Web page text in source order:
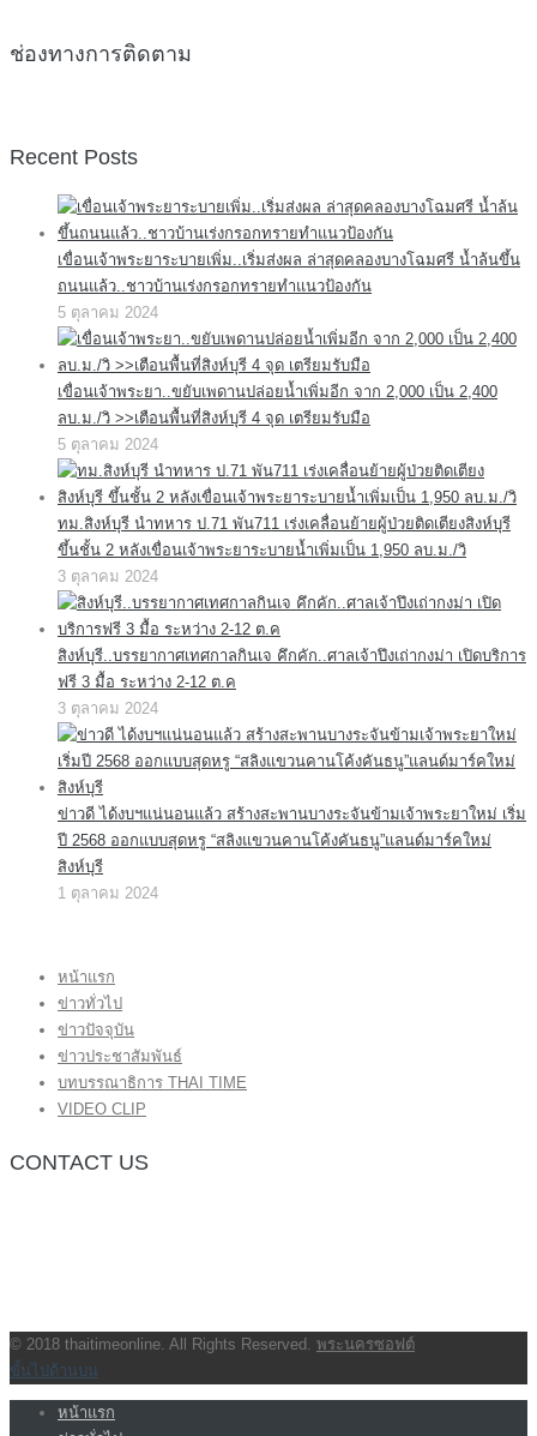
ช่องทางการติดตาม
Recent Posts
เขื่อนเจ้าพระยาระบายเพิ่ม..เริ่มส่งผล ล่าสุดคลองบางโฉมศรี น้ำล้นขึ้น
ถนนแล้ว..ชาวบ้านเร่งกรอกทรายทำแนวป้องกัน
5 ตุลาคม 2024
เขื่อนเจ้าพระยา..ขยับเพดานปล่อยน้ำเพิ่มอีก จาก 2,000 เป็น 2,400
ลบ.ม./วิ >>เตือนพื้นที่สิงห์บุรี 4 จุด เตรียมรับมือ
5 ตุลาคม 2024
ทม.สิงห์บุรี นำทหาร ป.71 พัน711 เร่งเคลื่อนย้ายผู้ป่วยติดเตียงสิงห์บุรี
ขึ้นชั้น 2 หลังเขื่อนเจ้าพระยาระบายน้ำเพิ่มเป็น 1,950 ลบ.ม./วิ
3 ตุลาคม 2024
สิงห์บุรี..บรรยากาศเทศกาลกินเจ คึกคัก..ศาลเจ้าปึงเถ่ากงม่า เปิดบริการ
ฟรี 3 มื้อ ระหว่าง 2-12 ต.ค
3 ตุลาคม 2024
ข่าวดี ได้งบฯแน่นอนแล้ว สร้างสะพานบางระจันข้ามเจ้าพระยาใหม่ เริ่ม
ปี 2568 ออกแบบสุดหรู “สลิงแขวนคานโค้งคันธนู”แลนด์มาร์คใหม่
สิงห์บุรี
1 ตุลาคม 2024
หน้าแรก
ข่าวทั่วไป
ข่าวปัจจุบัน
ข่าวประชาสัมพันธ์
บทบรรณาธิการ THAI TIME
VIDEO CLIP
CONTACT US
© 2018 thaitimeonline. All Rights Reserved. พระนครซอฟต์
ขั้นไปด้านบน
หน้าแรก